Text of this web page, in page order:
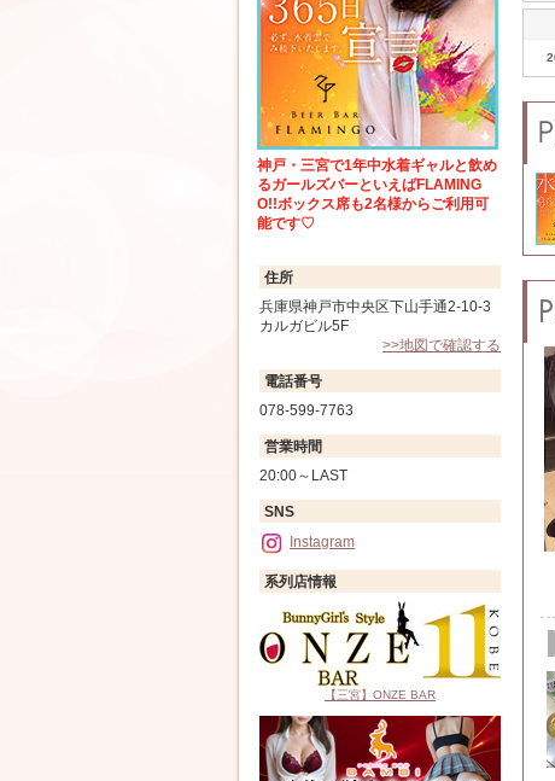
神戸・三宮で1年中水着ギャルと飲め
るガールズバーといえばFLAMING
O!!ボックス席も2名様からご利用可
能です♡
住所
兵庫県神戸市中央区下山手通2-10-3
カルガビル5F
>>地図で確認する
電話番号
078-599-7763
営業時間
20:00～LAST
SNS
Instagram
系列店情報
【三宮】ONZE BAR